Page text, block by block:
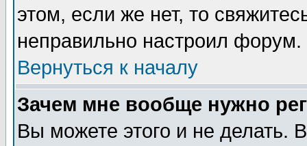
этом, если же нет, то
неправильно настроил форум.
Вернуться к началу
Зачем мне вообще нужно
Вы можете этого и не делать.